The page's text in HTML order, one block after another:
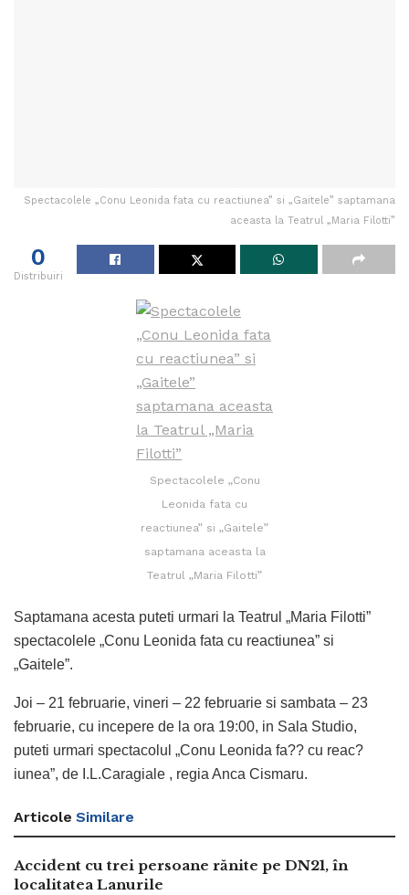
Spectacolele „Conu Leonida fata cu reactiunea” si „Gaitele” saptamana
aceasta la Teatrul „Maria Filotti”
0
Distribuiri
Spectacolele „Conu
Leonida fata cu
reactiunea” si „Gaitele”
saptamana aceasta la
Teatrul „Maria Filotti”
Saptamana acesta puteti urmari la Teatrul „Maria Filotti”
spectacolele „Conu Leonida fata cu reactiunea” si
„Gaitele”.
Joi – 21 februarie, vineri – 22 februarie si sambata – 23
februarie, cu incepere de la ora 19:00, in Sala Studio,
puteti urmari spectacolul „Conu Leonida fa?? cu reac?
iunea”, de I.L.Caragiale , regia Anca Cismaru.
Articole Similare
Accident cu trei persoane rănite pe DN21, în
localitatea Lanurile